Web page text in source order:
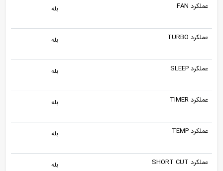
عملکرد FAN بله
عملکرد TURBO بله
عملکرد SLEEP بله
عملکرد TIMER بله
عملکرد TEMP بله
عملکرد SHORT CUT بله